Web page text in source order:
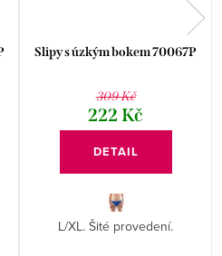
Slipy s úzkým bokem 70067P
309 Kč
222 Kč
DETAIL
L/XL. Šité provedení.